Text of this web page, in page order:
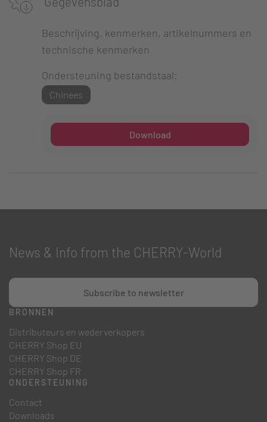
Beschrijving, kenmerken, artikelnummers en
technische kenmerken
Ondersteuning bestandstaal:
Chinees
Download
News & Info from the CHERRY-World
Subscribe to newsletter
BRONNEN
Distributeurs en wederverkopers
CHERRY Shop EU
CHERRY Shop DE
CHERRY Shop FR
ONDERSTEUNING
Contact
Downloads